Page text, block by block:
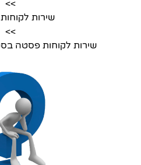
>>
שירות
>>
שירות לקוחות פסטה